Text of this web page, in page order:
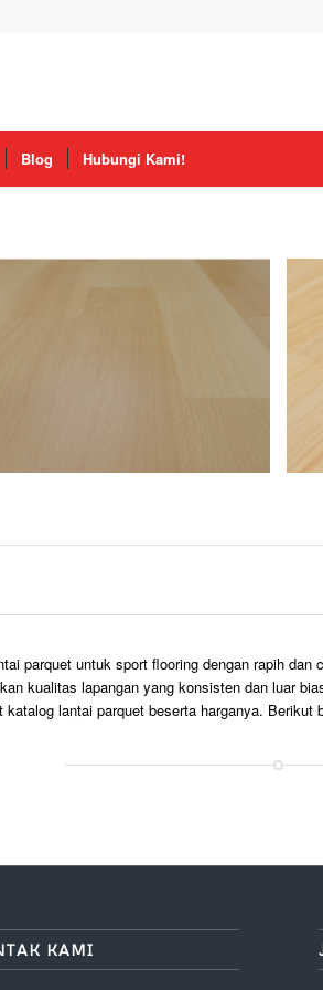
Blog Hubungi Kami!
parquet untuk sport flooring dengan rapih
kualitas lapangan yang konsisten dan luar
lantai parquet beserta harganya. Berikut
KAMI